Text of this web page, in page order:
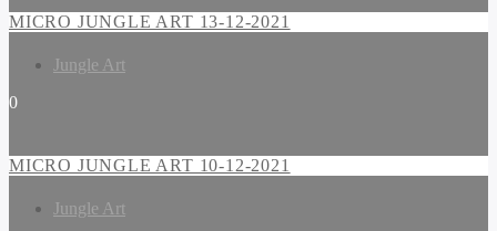
MICRO JUNGLE ART 13-12-2021
Jungle Art
0
MICRO JUNGLE ART 10-12-2021
Jungle Art